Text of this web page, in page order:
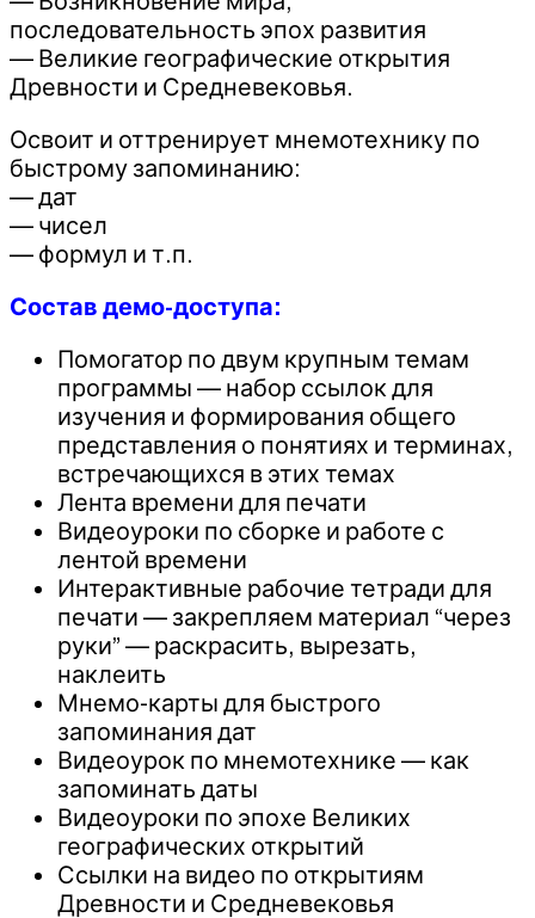
последовательность эпох развития
— Великие географические открытия
Древности и Средневековья.
Освоит и оттренирует мнемотехнику по
быстрому запоминанию:
— дат
— чисел
— формул и т.п.
Состав демо-доступа:
Помогатор по двум крупным темам
программы — набор ссылок для
изучения и формирования общего
представления о понятиях и терминах,
встречающихся в этих темах
Лента времени для печати
Видеоуроки по сборке и работе с
лентой времени
Интерактивные рабочие тетради для
печати — закрепляем материал “через
руки” — раскрасить, вырезать,
наклеить
Мнемо-карты для быстрого
запоминания дат
Видеоурок по мнемотехнике — как
запоминать даты
Видеоуроки по эпохе Великих
географических открытий
Ссылки на видео по открытиям
Древности и Средневековья